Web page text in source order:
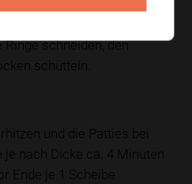
schneiden, den
schütteln.
und die Patties bei
nach Dicke ca. 4 Minuten
Ende je 1 Scheibe